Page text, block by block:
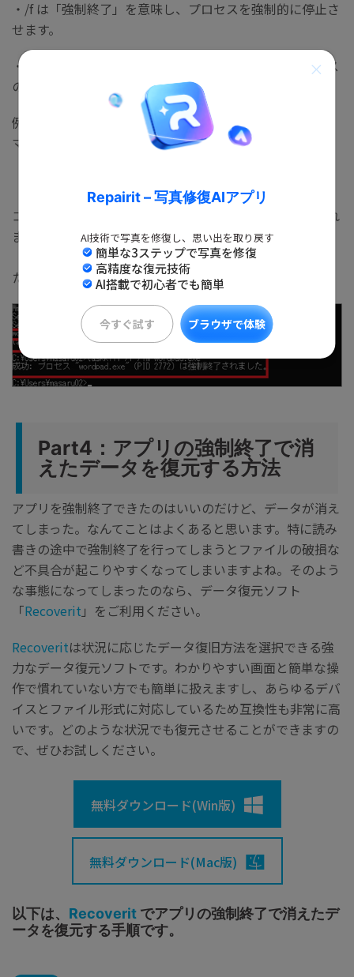
Repairit – 写真修復AIアプリ
AI技術で写真を修復し、思い出を取り戻す
簡単な3ステップで写真を修復
高精度な復元技術
AI搭載で初心者でも簡単
今すぐ試す ブラウザで体験
・/f は「強制終了」を意味し、プロセスを強制的に停止さ
せます。
・/im は「イメージ名」を意味し、終了させたいプロセス
の名前を指定します。
例えば、wordpad.exe を強制終了させたい場合、次のコ
マンドを入力します。
コマンドを実行すると、指定したプロセスが強制終了され
ます。そして、成功した場合、コマンドプロンプトには
「成功: プロセス ”wordpad.exe” は強制終了されまし
た。」というメッセージが表示されます。
Part4：アプリの強制終了で消
えたデータを復元する方法
アプリを強制終了できたのはいいのだけど、データが消え
てしまった。なんてことはよくあると思います。特に読み
書きの途中で強制終了を行ってしまうとファイルの破損な
ど不具合が起こりやすくなってしまいますよね。そのよう
な事態になってしまったのなら、データ復元ソフト
「Recoverit 」をご利用ください。
Recoveritは状況に応じたデータ復旧方法を選択できる強
力なデータ復元ソフトです。わかりやすい画面と簡単な操
作で慣れていない方でも簡単に扱えますし、あらゆるデバ
イスとファイル形式に対応しているため互換性も非常に高
いです。どのような状況でも復元させることができますの
で、ぜひお試しください。
無料ダウンロード(Win版)
無料ダウンロード(Mac版)
以下は、 Recoverit でアプリの強制終了で消えたデ
ータを復元する手順です。